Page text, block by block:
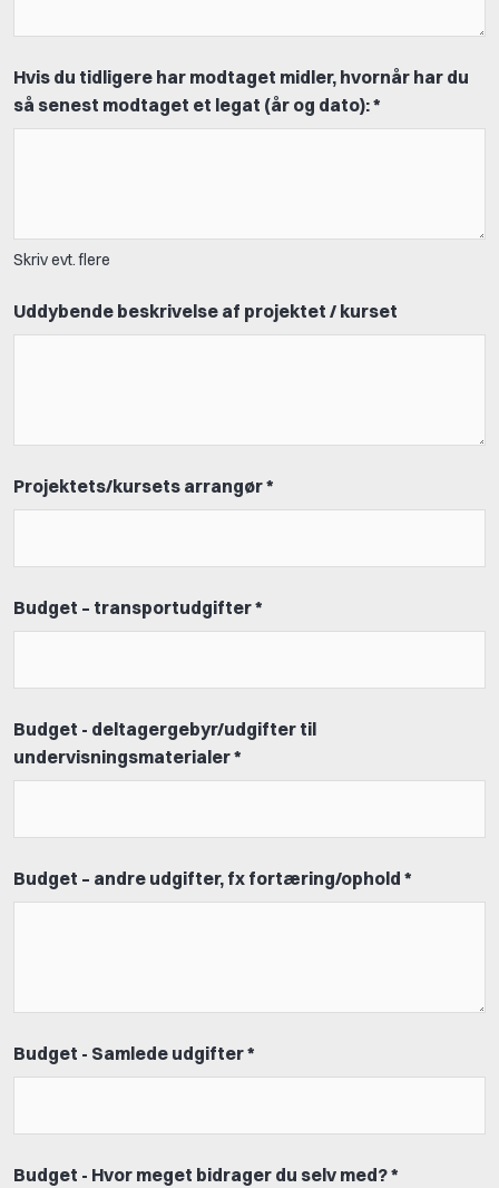
Hvis du tidligere har modtaget midler, hvornår har du
så senest modtaget et legat (år og dato): *
Skriv evt. flere
Uddybende beskrivelse af projektet / kurset
Projektets/kursets arrangør *
Budget – transportudgifter *
Budget - deltagergebyr/udgifter til
undervisningsmaterialer *
Budget – andre udgifter, fx fortæring/ophold *
Budget - Samlede udgifter *
Budget - Hvor meget bidrager du selv med? *